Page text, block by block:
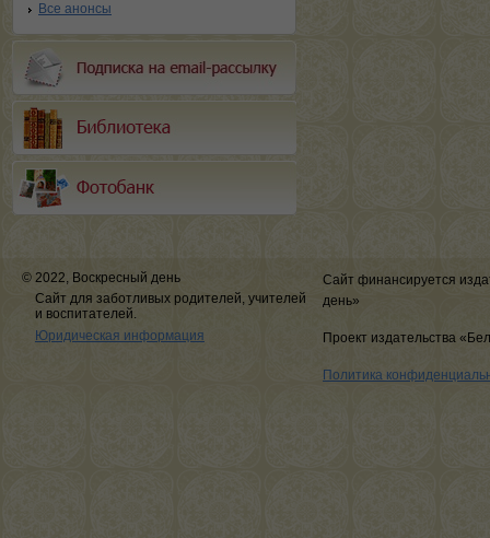
Все анонсы
© 2022, Воскресный день
Сайт для заботливых родителей, учителей
и воспитателей.
Юридическая информация
Сайт финансируется
день»
Проект издательства
Политика